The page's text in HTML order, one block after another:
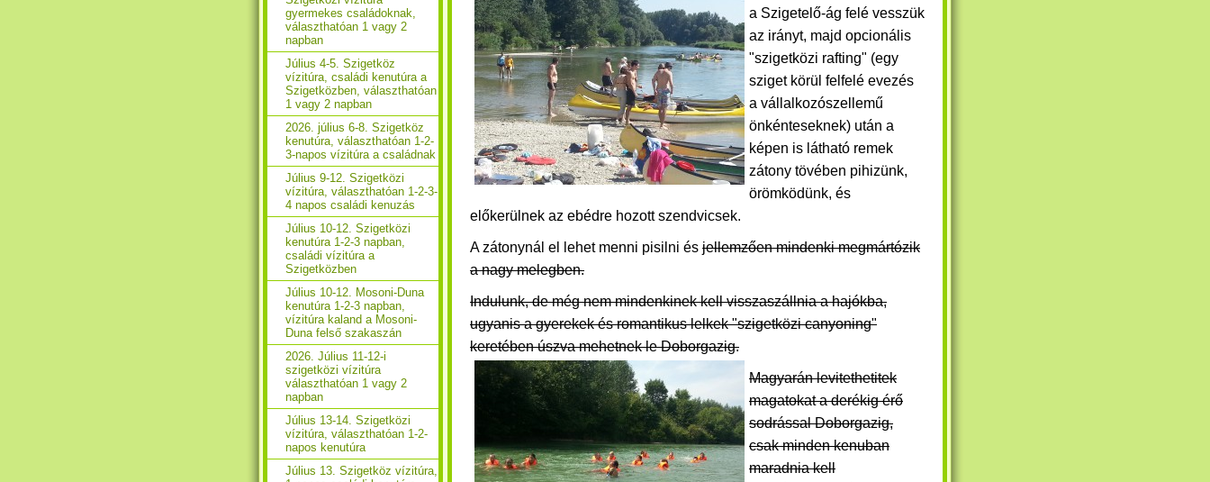
a Szigetelő-ág felé vesszük
az irányt, majd opcionális
"szigetközi rafting" (egy
sziget körül felfelé evezés
a vállalkozószellemű
önkénteseknek) után a
képen is látható remek
zátony tövében pihizünk,
örömködünk, és
előkerülnek az ebédre hozott szendvicsek.
A zátonynál el lehet menni pisilni és jellemzően mindenki megmártózik
a nagy melegben.
Indulunk, de még nem mindenkinek kell visszaszállnia a hajókba,
ugyanis a gyerekek és romantikus lelkek "szigetközi canyoning"
keretében úszva mehetnek le Doborgazig.
Magyarán levitethetitek
magatokat a derékig érő
sodrással Doborgazig,
csak minden kenuban
maradnia kell
gyermekes családoknak,
választhatóan 1 vagy 2
napban
Július 4-5. Szigetköz
vízitúra, családi kenutúra a
Szigetközben, választhatóan
1 vagy 2 napban
2026. július 6-8. Szigetköz
kenutúra, választhatóan 1-2-
3-napos vízitúra a családnak
Július 9-12. Szigetközi
vízitúra, választhatóan 1-2-3-
4 napos családi kenuzás
Július 10-12. Szigetközi
kenutúra 1-2-3 napban,
családi vízitúra a
Szigetközben
Július 10-12. Mosoni-Duna
kenutúra 1-2-3 napban,
vízitúra kaland a Mosoni-
Duna felső szakaszán
2026. Július 11-12-i
szigetközi vízitúra
választhatóan 1 vagy 2
napban
Július 13-14. Szigetközi
vízitúra, választhatóan 1-2-
napos kenutúra
Július 13. Szigetköz vízitúra,